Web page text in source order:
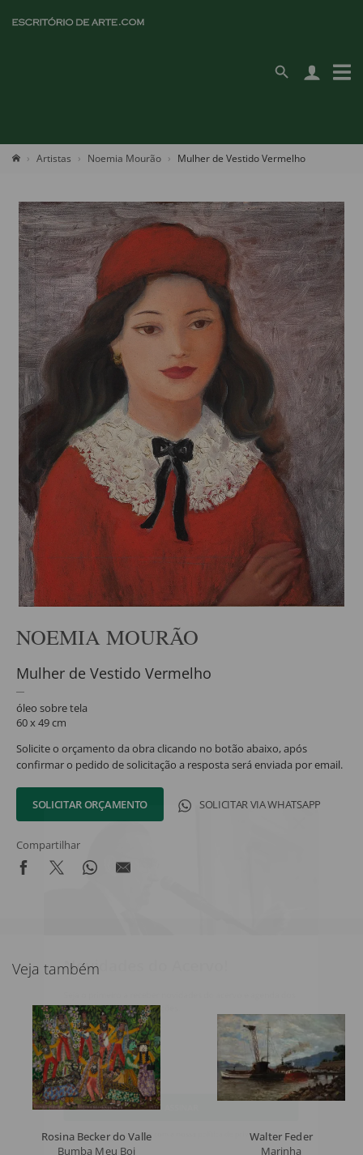
Artistas Noemia Mourão Mulher de Vestido Vermelho
NOEMIA MOURÃO
Mulher de Vestido Vermelho
óleo sobre tela
60 x 49 cm
Solicite o orçamento da obra clicando no botão abaixo, após
confirmar o pedido de solicitação a resposta será enviada por email.
SOLICITAR ORÇAMENTO SOLICITAR VIA WHATSAPP
Compartilhar
Veja também
Rosina Becker do Valle
Bumba Meu Boi
Walter Feder
Marinha
Novidades do Acervo!
próximos leilões e exposições.
Nome Completo
Email